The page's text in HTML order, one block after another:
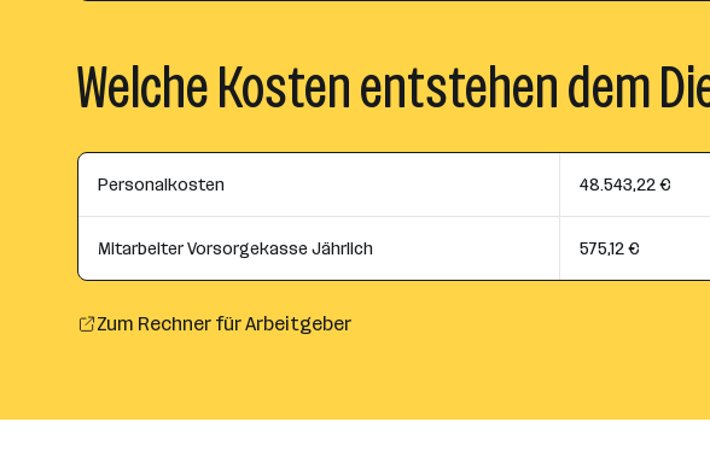
Welche Kosten entstehen dem
Personalkosten 48.543,22 €
Mitarbeiter Vorsorgekasse Jährlich 575,12 €
Zum Rechner für Arbeitgeber